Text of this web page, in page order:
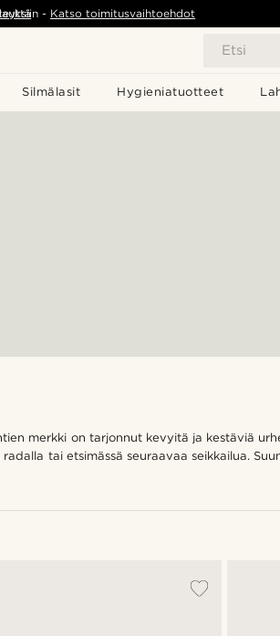
Etsi
Silmälasit Hygieniatuotteet
- Katso toimitusvaihtoehdot
merkki on tarjonnut kevyitä ja kestäviä
tai etsimässä seuraavaa seikkailua.